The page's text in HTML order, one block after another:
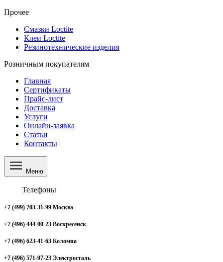
Прочее
Смазки Loctite
Клеи Loctite
Резинотехнические изделия
Розничным покупателям
Главная
Сертификаты
Прайс-лист
Доставка
Услуги
Онлайн-заявка
Статьи
Контакты
Меню
Телефоны
+7 (499) 703-31-99 Москва
+7 (496) 444-00-23 Воскресенск
+7 (496) 623-41-63 Коломна
+7 (496) 571-97-23 Электросталь